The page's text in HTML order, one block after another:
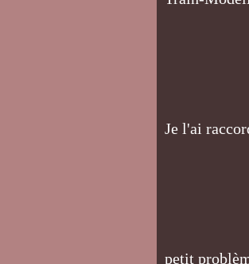
Je l'ai
petit